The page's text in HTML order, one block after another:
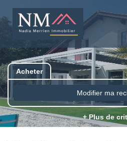
Acheter
Modifier ma
+ Plus de